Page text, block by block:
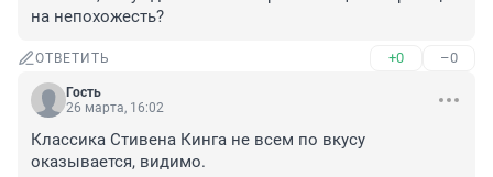
на непохожесть?
ОТВЕТИТЬ +0 –0
Гость
26 марта, 16:02
Классика Стивена Кинга не всем по вкусу
оказывается, видимо.